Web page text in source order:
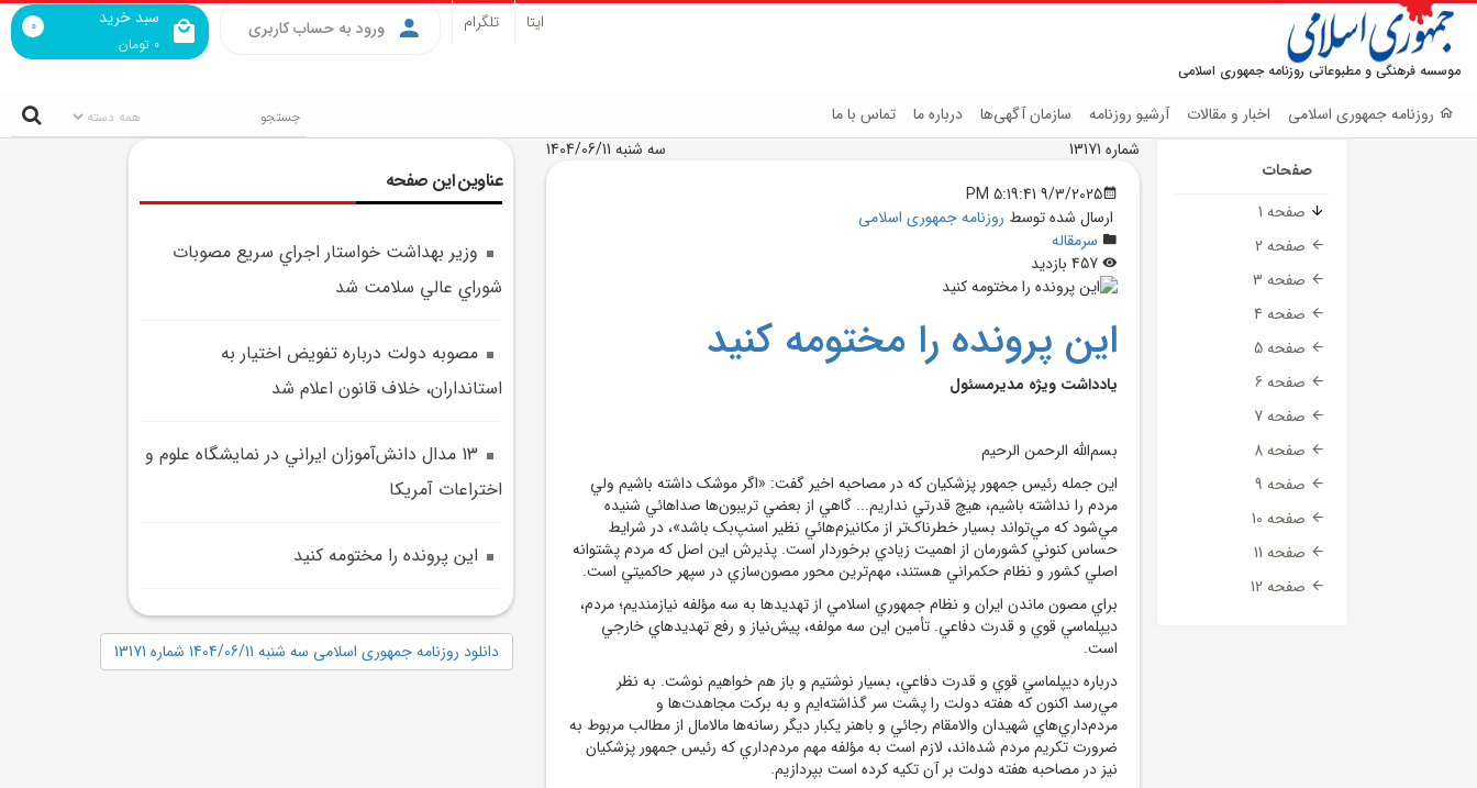
موسسه فرهنگی و مطبوعاتی روزنامه جمهوری اسلامی
سبد خرید
0 تومان
0 ورود به حساب کاربری ایتا تلگرام
روزنامه جمهوری اسلامی اخبار و مقالات آرشیو روزنامه سازمان آگهی‌ها درباره ما تماس با ما
صفحات
صفحه 1
صفحه 2
صفحه 3
صفحه 4
صفحه 5
صفحه 6
صفحه 7
صفحه 8
صفحه 9
صفحه 10
صفحه 11
صفحه 12
شماره 13171
سه شنبه 1404/06/11
9/3/2025 5:19:41 PM
ارسال شده توسط روزنامه جمهوری اسلامی
سرمقاله
اين پرونده را مختومه کنيد
يادداشت ويژه مديرمسئول
بسم‌الله الرحمن الرحيم
اين جمله رئيس ‌جمهور پزشکيان که در مصاحبه اخير گفت: «اگر موشک داشته باشيم ولي
مردم را نداشته باشيم، هيچ قدرتي نداريم... گاهي از بعضي تريبون‌ها صداهائي شنيده
مي‌شود که مي‌تواند بسيار خطرناک‌تر از مکانيزم‌هائي نظير اسنپ‌بک باشد»، در شرايط
حساس کنوني کشورمان از اهميت زيادي برخوردار است. پذيرش اين اصل که مردم پشتوانه
اصلي کشور و نظام حکمراني هستند، مهم‌ترين محور مصون‌سازي در سپهر حاکميتي است.
براي مصون ماندن ايران و نظام جمهوري اسلامي از تهديدها به سه مؤلفه نيازمنديم؛ مردم،
ديپلماسي قوي و قدرت دفاعي. تأمين اين سه مولفه، پيش‌نياز و رفع تهديدهاي خارجي
است.
درباره ديپلماسي قوي و قدرت دفاعي، بسيار نوشتيم و باز هم خواهيم نوشت. به نظر
مي‌رسد اکنون که هفته دولت را پشت‌ سر گذاشته‌ايم و به برکت مجاهدت‌ها و
مردم‌داري‌هاي شهيدان والامقام رجائي و باهنر يکبار ديگر رسانه‌ها مالامال از مطالب مربوط به
ضرورت تکريم مردم شده‌اند، لازم است به مؤلفه مهم مردم‌داري که رئيس‌ جمهور پزشکيان
نيز در مصاحبه هفته دولت بر آن تکيه کرده است بپردازيم.
عناوین این صفحه
وزير بهداشت خواستار اجراي سريع مصوبات
شوراي عالي سلامت شد
مصوبه دولت درباره تفويض اختيار به
استانداران، خلاف قانون اعلام شد
13 مدال دانش‌آموزان ايراني در نمايشگاه علوم و
اختراعات آمريکا
اين پرونده را مختومه کنيد
دانلود روزنامه جمهوری اسلامی سه شنبه 1404/06/11 شماره 13171